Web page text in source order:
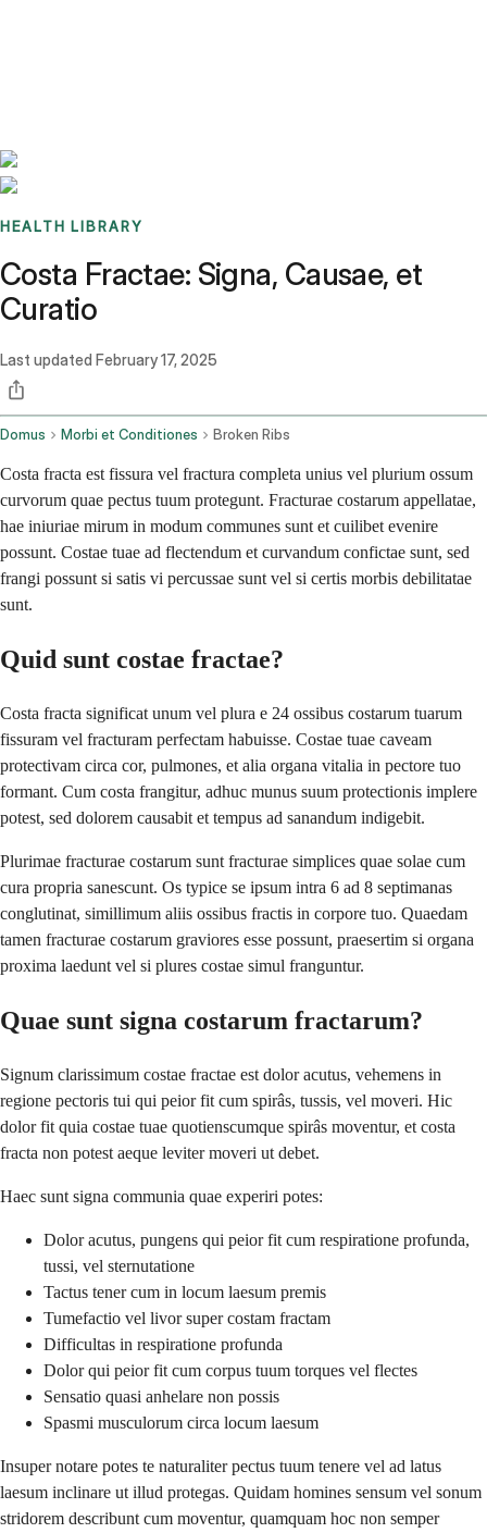
HEALTH LIBRARY
Costa Fractae: Signa, Causae, et
Curatio
Last updated February 17, 2025
Domus Morbi et Conditiones Broken Ribs
Costa fracta est fissura vel fractura completa unius vel plurium ossum
curvorum quae pectus tuum protegunt. Fracturae costarum appellatae,
hae iniuriae mirum in modum communes sunt et cuilibet evenire
possunt. Costae tuae ad flectendum et curvandum confictae sunt, sed
frangi possunt si satis vi percussae sunt vel si certis morbis debilitatae
sunt.
Quid sunt costae fractae?
Costa fracta significat unum vel plura e 24 ossibus costarum tuarum
fissuram vel fracturam perfectam habuisse. Costae tuae caveam
protectivam circa cor, pulmones, et alia organa vitalia in pectore tuo
formant. Cum costa frangitur, adhuc munus suum protectionis implere
potest, sed dolorem causabit et tempus ad sanandum indigebit.
Plurimae fracturae costarum sunt fracturae simplices quae solae cum
cura propria sanescunt. Os typice se ipsum intra 6 ad 8 septimanas
conglutinat, simillimum aliis ossibus fractis in corpore tuo. Quaedam
tamen fracturae costarum graviores esse possunt, praesertim si organa
proxima laedunt vel si plures costae simul franguntur.
Quae sunt signa costarum fractarum?
Signum clarissimum costae fractae est dolor acutus, vehemens in
regione pectoris tui qui peior fit cum spirâs, tussis, vel moveri. Hic
dolor fit quia costae tuae quotienscumque spirâs moventur, et costa
fracta non potest aeque leviter moveri ut debet.
Haec sunt signa communia quae experiri potes:
Dolor acutus, pungens qui peior fit cum respiratione profunda,
tussi, vel sternutatione
Tactus tener cum in locum laesum premis
Tumefactio vel livor super costam fractam
Difficultas in respiratione profunda
Dolor qui peior fit cum corpus tuum torques vel flectes
Sensatio quasi anhelare non possis
Spasmi musculorum circa locum laesum
Insuper notare potes te naturaliter pectus tuum tenere vel ad latus
laesum inclinare ut illud protegas. Quidam homines sensum vel sonum
stridorem describunt cum moventur, quamquam hoc non semper